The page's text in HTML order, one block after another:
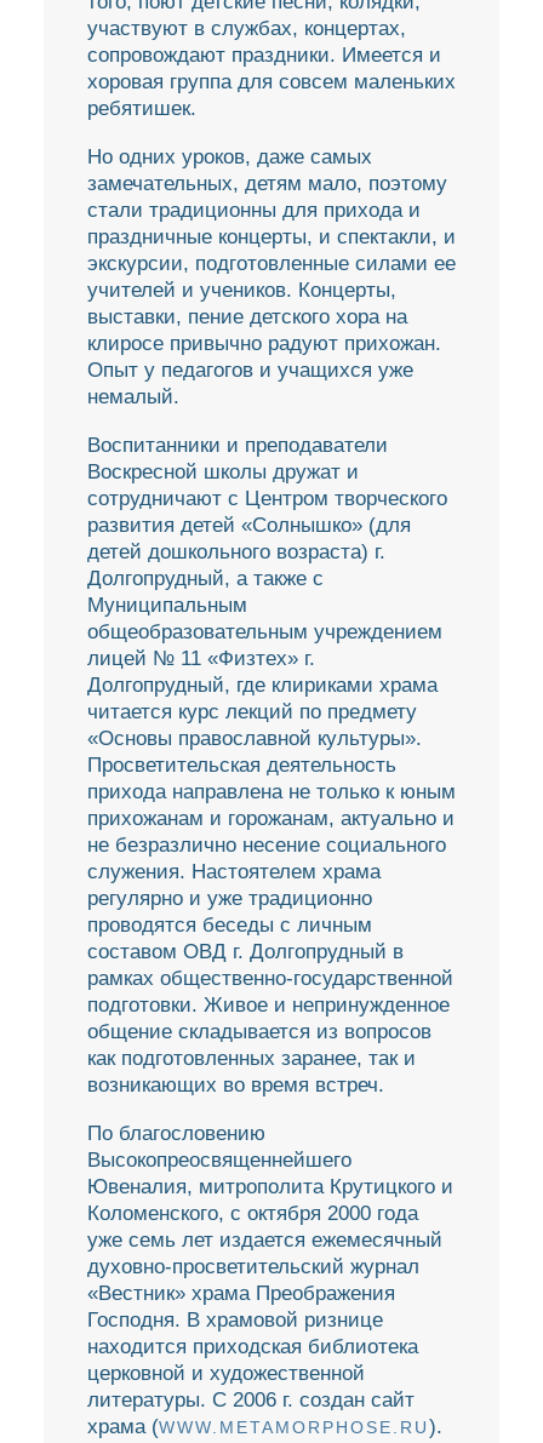
участвуют в службах, концертах,
сопровождают праздники. Имеется и
хоровая группа для совсем маленьких
ребятишек.
Но одних уроков, даже самых
замечательных, детям мало, поэтому
стали традиционны для прихода и
праздничные концерты, и спектакли, и
экскурсии, подготовленные силами ее
учителей и учеников. Концерты,
выставки, пение детского хора на
клиросе привычно радуют прихожан.
Опыт у педагогов и учащихся уже
немалый.
Воспитанники и преподаватели
Воскресной школы дружат и
сотрудничают с Центром творческого
развития детей «Солнышко» (для
детей дошкольного возраста) г.
Долгопрудный, а также с
Муниципальным
общеобразовательным учреждением
лицей № 11 «Физтех» г.
Долгопрудный, где клириками храма
читается курс лекций по предмету
«Основы православной культуры».
Просветительская деятельность
прихода направлена не только к юным
прихожанам и горожанам, актуально и
не безразлично несение социального
служения. Настоятелем храма
регулярно и уже традиционно
проводятся беседы с личным
составом ОВД г. Долгопрудный в
рамках общественно-государственной
подготовки. Живое и непринужденное
общение складывается из вопросов
как подготовленных заранее, так и
возникающих во время встреч.
По благословению
Высокопреосвященнейшего
Ювеналия, митрополита Крутицкого и
Коломенского, с октября 2000 года
уже семь лет издается ежемесячный
духовно-просветительский журнал
«Вестник» храма Преображения
Господня. В храмовой ризнице
находится приходская библиотека
церковной и художественной
литературы. С 2006 г. создан сайт
храма (WWW.METAMORPHOSE.RU).